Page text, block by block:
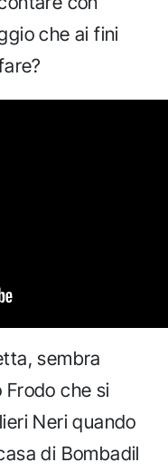
che ai fini
sembra
che si
Neri quando
di Bombadil